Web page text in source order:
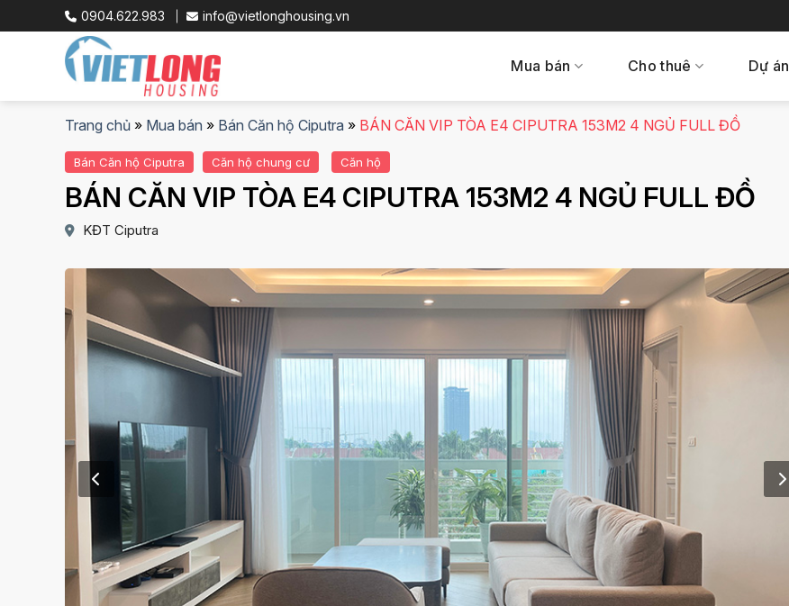
to
0904.622.983 info@vietlonghousing.vn
Mua bán Cho thuê Dự án
Trang chủ » Mua bán » Bán Căn hộ Ciputra » BÁN CĂN VIP TÒA E4 CIPUTRA 153M2 4 NGỦ FULL ĐỒ
Bán Căn hộ Ciputra Căn hộ chung cư Căn hộ
BÁN CĂN VIP TÒA E4 CIPUTRA 153M2 4 NGỦ FULL ĐỒ
KĐT Ciputra